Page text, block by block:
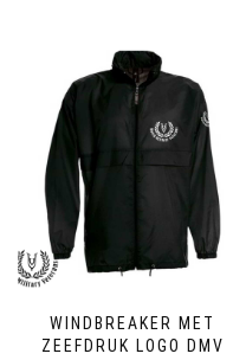
WINDBREAKER MET
ZEEFDRUK LOGO DMV